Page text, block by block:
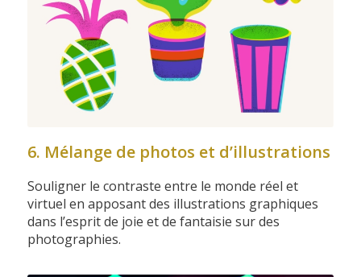
6. Mélange de photos et d’illustrations
Souligner le contraste entre le monde réel et
virtuel en apposant des illustrations graphiques
dans l’esprit de joie et de fantaisie sur des
photographies.